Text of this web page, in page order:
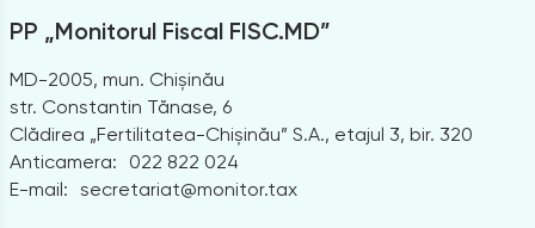
PP „Monitorul Fiscal FISC.MD”
MD-2005, mun. Chișinău
str. Constantin Tănase, 6
Clădirea „Fertilitatea-Chișinău” S.A., etajul 3, bir. 320
Anticamera:
022 822 024
E-mail: secretariat@monitor.tax